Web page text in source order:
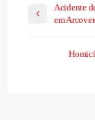
Acidente
em